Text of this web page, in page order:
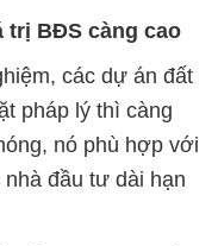
trị BĐS càng cao
các dự án đất
pháp lý thì càng
nó phù hợp với
đầu tư dài hạn